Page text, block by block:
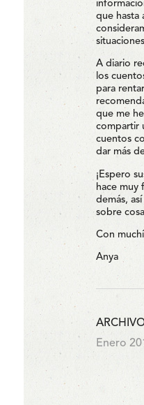
que hasta
A diario
los
para
que me
compartir
cuentos
dar más
¡Espero
hace muy
demás,
sobre
Con
Anya
Enero